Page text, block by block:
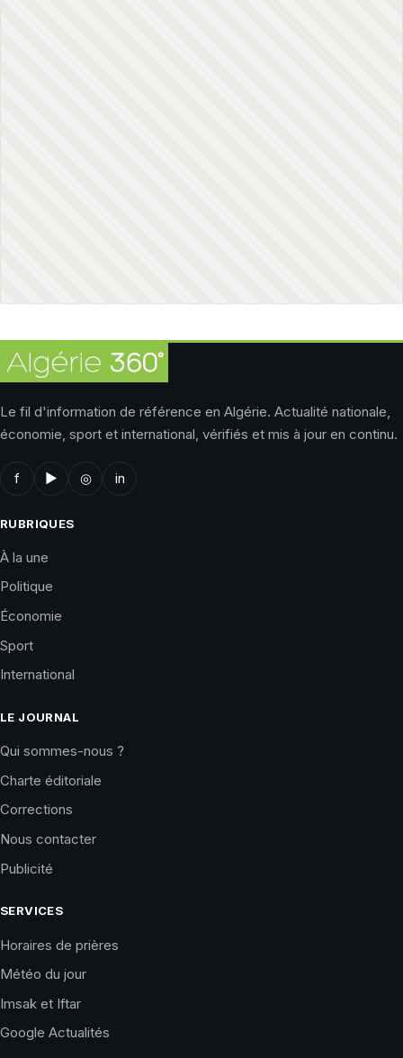
Le fil d'information de référence en Algérie. Actualité nationale,
économie, sport et international, vérifiés et mis à jour en continu.
f ▶ ◎ in
RUBRIQUES
À la une
Politique
Économie
Sport
International
LE JOURNAL
Qui sommes-nous ?
Charte éditoriale
Corrections
Nous contacter
Publicité
SERVICES
Horaires de prières
Météo du jour
Imsak et Iftar
Google Actualités